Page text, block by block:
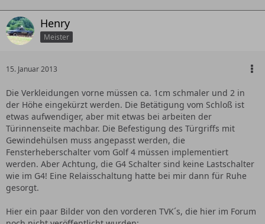
Henry
Meister
15. Januar 2013
Die Verkleidungen vorne müssen ca. 1cm schmaler und 2 in
der Höhe eingekürzt werden. Die Betätigung vom Schloß ist
etwas aufwendiger, aber mit etwas bei arbeiten der
Türinnenseite machbar. Die Befestigung des Türgriffs mit
Gewindehülsen muss angepasst werden, die
Fensterheberschalter vom Golf 4 müssen implementiert
werden. Aber Achtung, die G4 Schalter sind keine Lastschalter
wie im G4! Eine Relaisschaltung hatte bei mir dann für Ruhe
gesorgt.
Hier ein paar Bilder von den vorderen TVK´s, die hier im Forum